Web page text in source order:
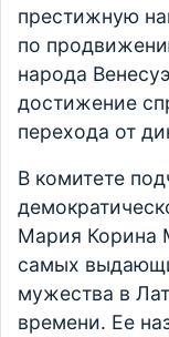
престижную
по
народа
достижение
перехода от
В комитете
Мария Корина
самых
мужества в
времени. Ее